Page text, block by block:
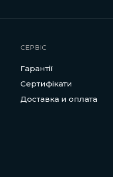
СЕРВІС
Гарантії
Сертифікати
Доставка и оплата